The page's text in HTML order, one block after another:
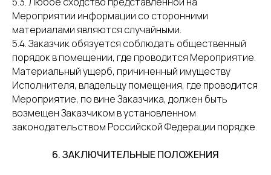
Мероприятии информации со сторонними
материалами являются случайными.
5.4. Заказчик обязуется соблюдать общественный
порядок в помещении, где проводится Мероприятие.
Материальный ущерб, причиненный имуществу
Исполнителя, владельцу помещения, где проводится
Мероприятие, по вине Заказчика, должен быть
возмещен Заказчиком в установленном
законодательством Российской Федерации порядке.
6. ЗАКЛЮЧИТЕЛЬНЫЕ ПОЛОЖЕНИЯ